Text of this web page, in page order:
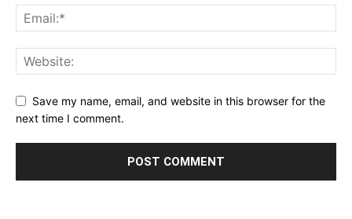
Save my name, email, and website in this browser for the
next time I comment.